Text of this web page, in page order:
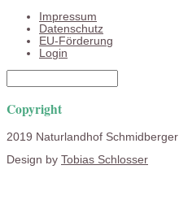
Impressum
Datenschutz
EU-Förderung
Login
Copyright
2019 Naturlandhof Schmidberger
Design by Tobias Schlosser